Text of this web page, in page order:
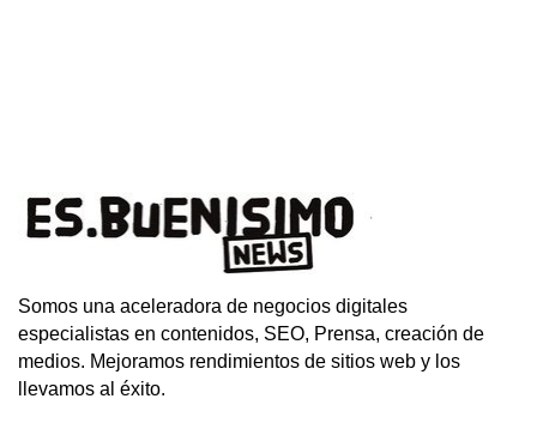
Somos una aceleradora de negocios digitales
especialistas en contenidos, SEO, Prensa, creación de
medios. Mejoramos rendimientos de sitios web y los
llevamos al éxito.